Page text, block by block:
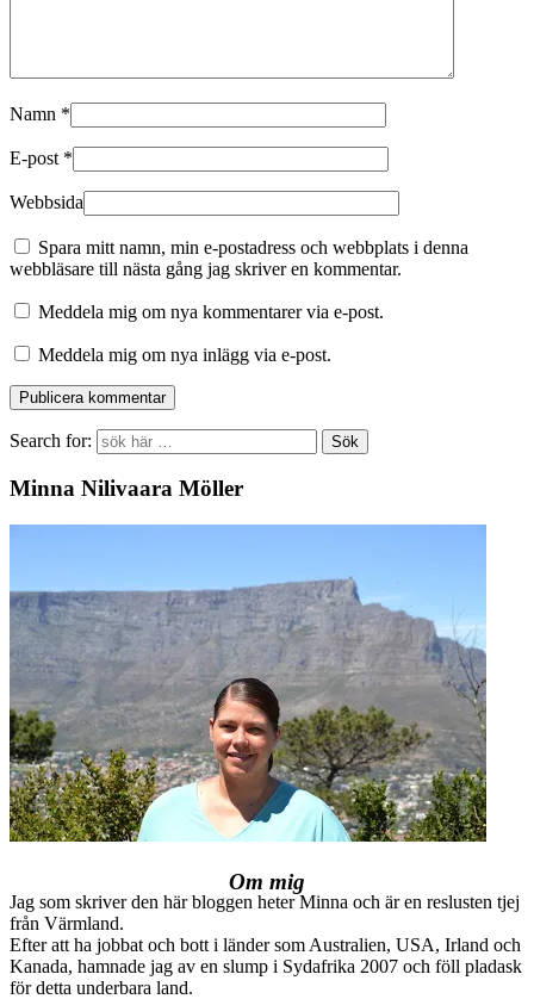
Namn *
E-post *
Webbsida
Spara mitt namn, min e-postadress och webbplats i denna
webbläsare till nästa gång jag skriver en kommentar.
Meddela mig om nya kommentarer via e-post.
Meddela mig om nya inlägg via e-post.
Search for:
Minna Nilivaara Möller
Om mig
Jag som skriver den här bloggen heter Minna och är en reslusten tjej
från Värmland.
Efter att ha jobbat och bott i länder som Australien, USA, Irland och
Kanada, hamnade jag av en slump i Sydafrika 2007 och föll pladask
för detta underbara land.